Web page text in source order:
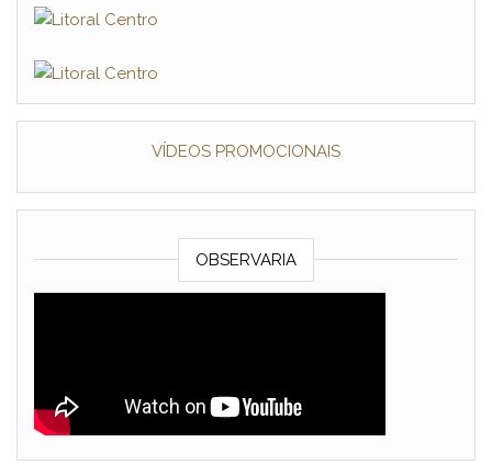
VÍDEOS PROMOCIONAIS
OBSERVARIA